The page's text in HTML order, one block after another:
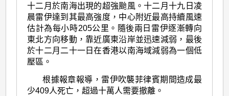
十二月於南海出現的超強颱風。十二月十九日凌
晨雷伊達到其最高強度，中心附近最高持續風速
估計為每小時205公里。隨後兩日雷伊逐漸轉向
東北方向移動，靠近廣東沿岸並迅速減弱，最後
於十二月二十一日在香港以南海域減弱為一個低
壓區。
根據報章報導，雷伊吹襲菲律賓期間造成最
少409人死亡，超過十萬人需要撤離。